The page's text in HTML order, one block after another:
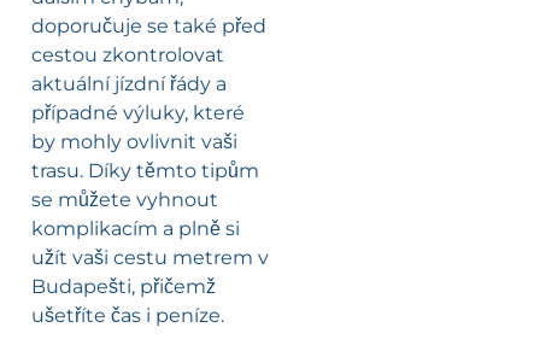
doporučuje se také před
cestou zkontrolovat
aktuální jízdní řády a
případné výluky, které
by mohly ovlivnit vaši
trasu. Díky těmto tipům
se můžete vyhnout
komplikacím a plně si
užít vaši cestu metrem v
Budapešti, přičemž
ušetříte čas i peníze.